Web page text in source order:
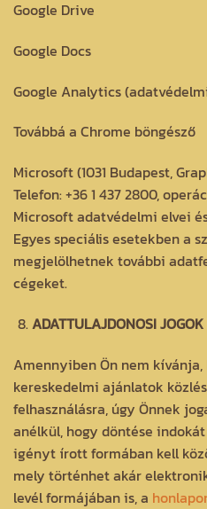
Google Drive
Google Docs
Google Analytics
Továbbá a Chrome böngésző
Microsoft (1031 Budapest,
Telefon: +36 1 437 2800,
Microsoft adatvédelmi elvei
Egyes speciális esetekben a
megjelölhetnek további
cégeket.
ADATTULAJDONOSI
Amennyiben Ön nem
kereskedelmi ajánlatok
felhasználásra, úgy Önnek
anélkül, hogy döntése
igényt írott formában kell
mely történhet akár
levél formájában is, a